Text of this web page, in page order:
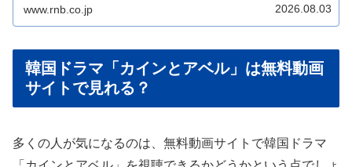
www.rnb.co.jp 2026.08.03
韓国ドラマ「カインとアベル」は無料動画
サイトで見れる？
多くの人が気になるのは、無料動画サイトで韓国ドラマ